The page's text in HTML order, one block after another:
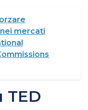
mercati
TED